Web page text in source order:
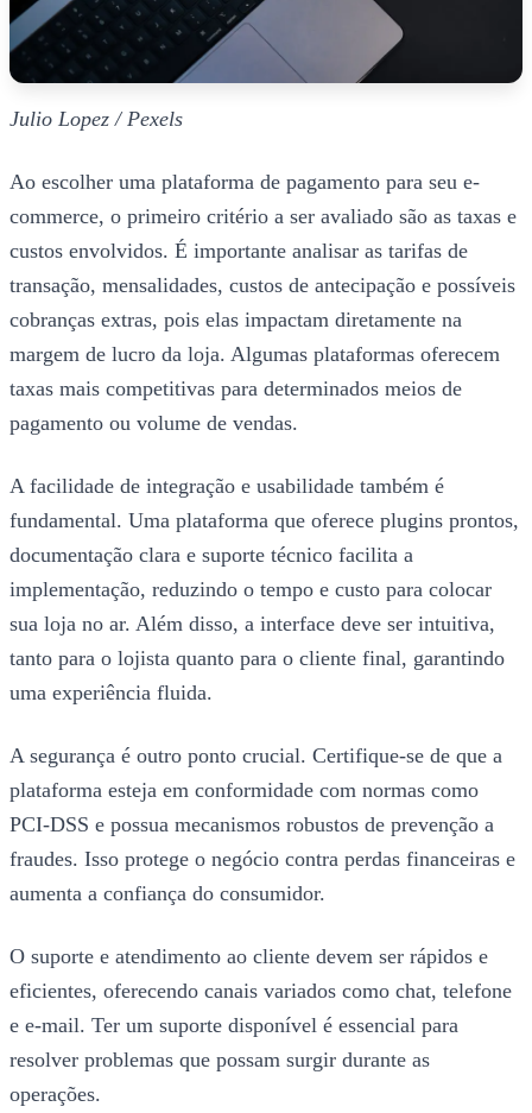
Julio Lopez / Pexels
Ao escolher uma plataforma de pagamento para seu e-
commerce, o primeiro critério a ser avaliado são as taxas e
custos envolvidos. É importante analisar as tarifas de
transação, mensalidades, custos de antecipação e possíveis
cobranças extras, pois elas impactam diretamente na
margem de lucro da loja. Algumas plataformas oferecem
taxas mais competitivas para determinados meios de
pagamento ou volume de vendas.
A facilidade de integração e usabilidade também é
fundamental. Uma plataforma que oferece plugins prontos,
documentação clara e suporte técnico facilita a
implementação, reduzindo o tempo e custo para colocar
sua loja no ar. Além disso, a interface deve ser intuitiva,
tanto para o lojista quanto para o cliente final, garantindo
uma experiência fluida.
A segurança é outro ponto crucial. Certifique-se de que a
plataforma esteja em conformidade com normas como
PCI-DSS e possua mecanismos robustos de prevenção a
fraudes. Isso protege o negócio contra perdas financeiras e
aumenta a confiança do consumidor.
O suporte e atendimento ao cliente devem ser rápidos e
eficientes, oferecendo canais variados como chat, telefone
e e-mail. Ter um suporte disponível é essencial para
resolver problemas que possam surgir durante as
operações.